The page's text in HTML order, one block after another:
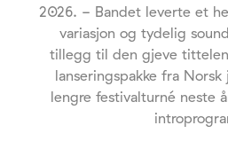
2026. - Bandet leverte et
variasjon og tydelig
tillegg til den gjeve
lanseringspakke fra
lengre festivalturné neste